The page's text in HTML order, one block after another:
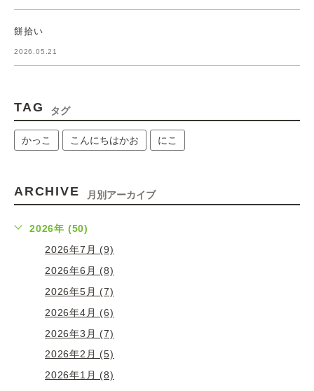
餅拾い
2026.05.21
TAG タグ
かっこ こんにちはかお にこ
ARCHIVE 月別アーカイブ
2026年 (50)
2026年7月 (9)
2026年6月 (8)
2026年5月 (7)
2026年4月 (6)
2026年3月 (7)
2026年2月 (5)
2026年1月 (8)